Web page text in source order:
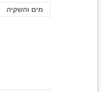
מים והשקיה